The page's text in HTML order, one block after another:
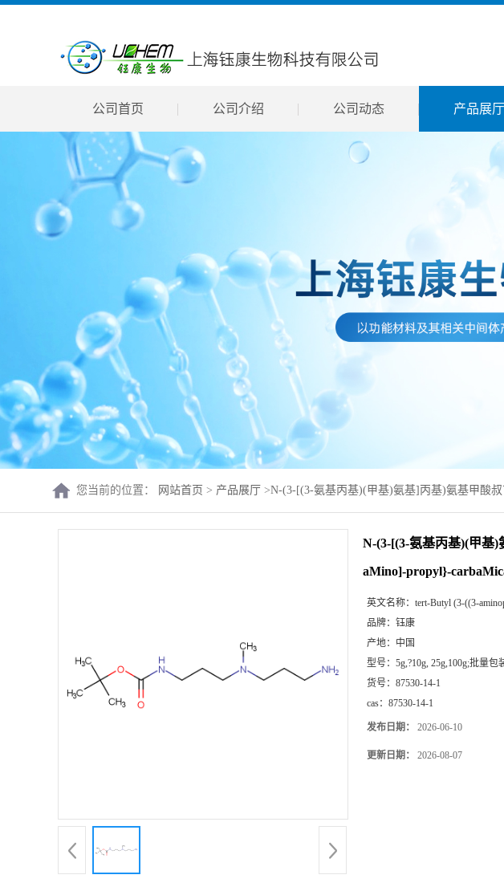
公司首页 公司介绍 公司动态 产品展厅
您当前的位置： 网站首页 > 产品展厅 >N-(3-[(3-氨基丙基)(甲基)氨基]丙基)氨基甲酸叔
N-(3-[(3-氨基丙基)(甲基
aMino]-propyl}-
英文名称： tert-Butyl (3-((3-
品牌： 钰康
产地： 中国
型号： 5g,?10g, 25g,100g;批量包
货号： 87530-14-1
cas： 87530-14-1
发布日期： 2026-06-10
更新日期： 2026-08-07